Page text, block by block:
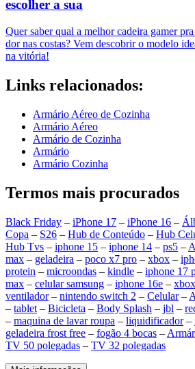
escolher a sua
Quer saber qual a melhor cadeira gamer
dor nas costas? Vem descobrir o modelo
na vitória!
Links relacionados:
Armário Aéreo de Cozinha
Armário Aéreo
Armário de Cozinha
Armário
Armário Cozinha
Termos mais procurados
Black Friday – iPhone 17 – iPhone 16 –
Copa – S26 – Hub de Conteúdo – Hub
Hub Tvs – iphone 15 – iphone 14 – ps5 –
max – geladeira – poco x7 pro – xbox –
protein – microondas – kindle – iphone 17
max – celular samsung – iphone 16e –
ventilador– nintendo switch 2 – Celular–
– tablet – Bicicleta – Body Splash – jbl –
– maquina de lavar roupa – liquidificador–
geladeira frost free – fogão 4 bocas –
TV 50 polegadas – TV 32 polegadas